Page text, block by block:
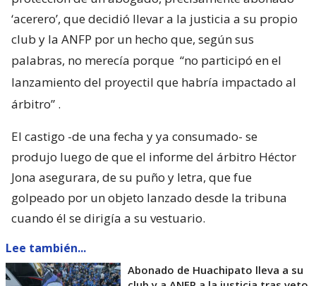
‘acerero’, que decidió llevar a la justicia a su propio
club y la ANFP por un hecho que, según sus
palabras, no merecía porque “no participó en el
lanzamiento del proyectil que habría impactado al
árbitro” .
El castigo -de una fecha y ya consumado- se
produjo luego de que el informe del árbitro Héctor
Jona asegurara, de su puño y letra, que fue
golpeado por un objeto lanzado desde la tribuna
cuando él se dirigía a su vestuario.
Lee también...
Abonado de Huachipato lleva a su